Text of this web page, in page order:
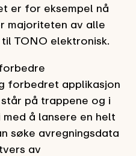
er for eksempel nå
majoriteten av alle
TONO elektronisk.
forbedret applikasjon
på trappene og i
å lansere en helt
søke avregningsdata
av